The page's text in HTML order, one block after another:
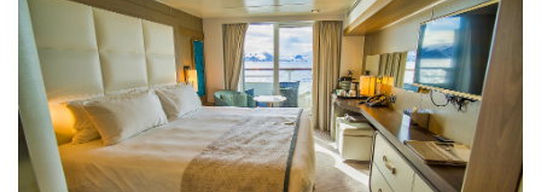
Prestige Stateroom Deck 6-[3]
GUAR
Balkonkabine